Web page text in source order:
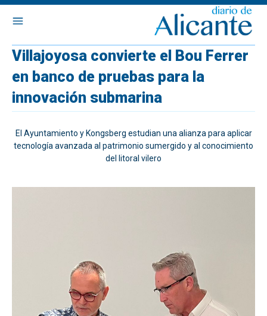
Villajoyosa convierte el Bou Ferrer
en banco de pruebas para la
innovación submarina
El Ayuntamiento y Kongsberg estudian una alianza para aplicar
tecnología avanzada al patrimonio sumergido y al conocimiento
del litoral vilero